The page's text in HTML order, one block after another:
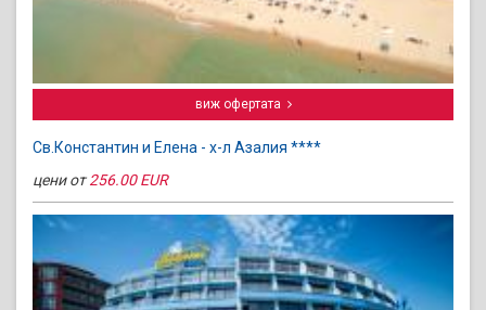
виж офертата
Св.Константин и Елена - х-л Азалия ****
цени от256.00 EUR